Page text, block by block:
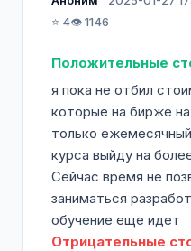
⭐ 4👁️ 1146
Положительные
я пока не отбил
которые на бирже
только
курса выйду на
Сейчас время не
заниматься
обучение еще идет
Отрицательные